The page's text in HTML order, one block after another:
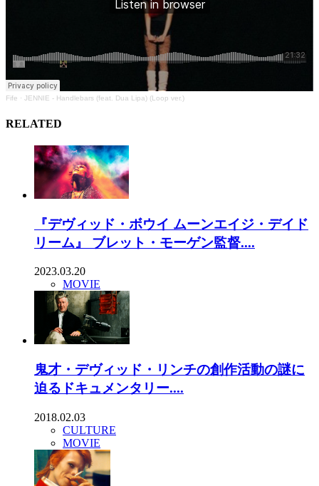
Fife · JENNIE - Handlebars (feat. Dua Lipa) (Loop ver.)
RELATED
『デヴィッド・ボウイ ムーンエイジ・デイド
リーム』 ブレット・モーゲン監督....
2023.03.20
MOVIE
鬼才・デヴィッド・リンチの創作活動の謎に
迫るドキュメンタリー....
2018.02.03
CULTURE
MOVIE